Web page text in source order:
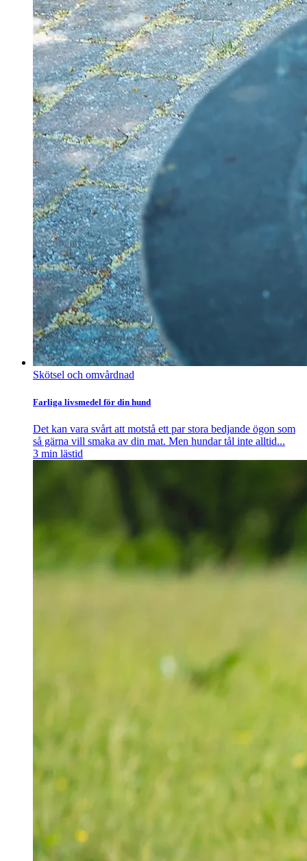
Skötsel och omvårdnad
Farliga livsmedel för din hund
Det kan vara svårt att motstå ett par stora bedjande ögon som
så gärna vill smaka av din mat. Men hundar tål inte alltid...
3 min lästid